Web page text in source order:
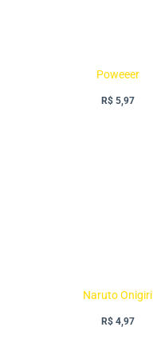
Poweeer
R$5,97
Naruto Onigiri
R$4,97